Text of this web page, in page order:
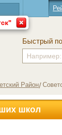
Быстрый
Район
школ